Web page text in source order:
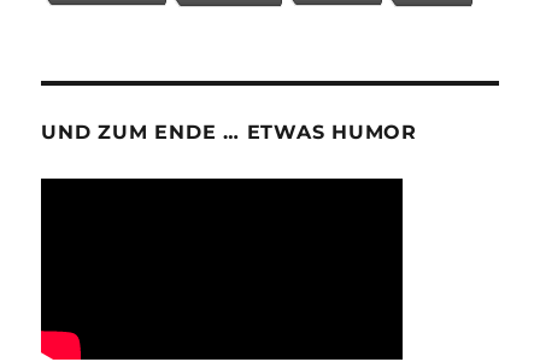
UND ZUM ENDE … ETWAS HUMOR